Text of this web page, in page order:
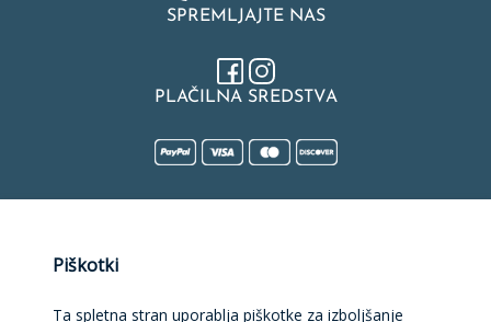
SPREMLJAJTE NAS
PLAČILNA SREDSTVA
platforme in mobilne aplikacije sofinancirata Republika Slovenija
Piškotki
Ta spletna stran uporablja piškotke za izboljšanje